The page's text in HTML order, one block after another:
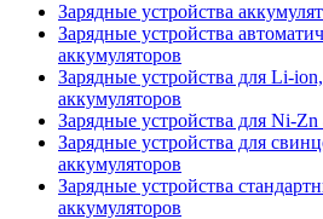
Зарядные устройства
Зарядные устройства
аккумуляторов
Зарядные устройства для Li-
аккумуляторов
Зарядные устройства для Ni-Zn
Зарядные устройства для
аккумуляторов
Зарядные устройства
аккумуляторов